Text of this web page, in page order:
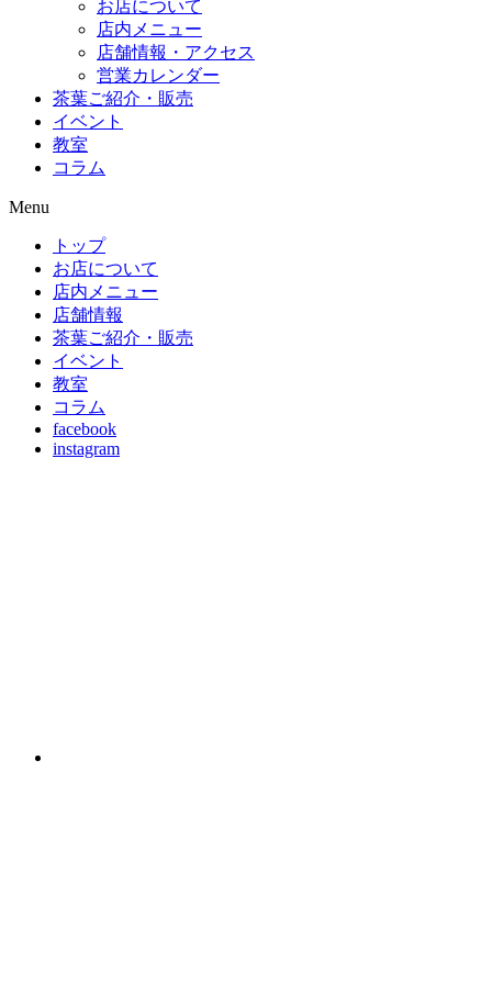
お店について
店内メニュー
店舗情報・アクセス
営業カレンダー
茶葉ご紹介・販売
イベント
教室
コラム
Menu
トップ
お店について
店内メニュー
店舗情報
茶葉ご紹介・販売
イベント
教室
コラム
facebook
instagram